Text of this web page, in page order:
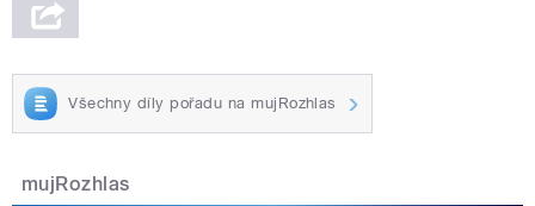
Všechny díly pořadu na mujRozhlas
mujRozhlas